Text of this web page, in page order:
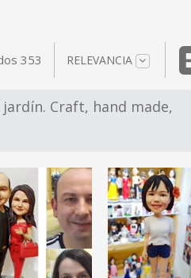
353 RELEVANCIA
Craft, hand made,